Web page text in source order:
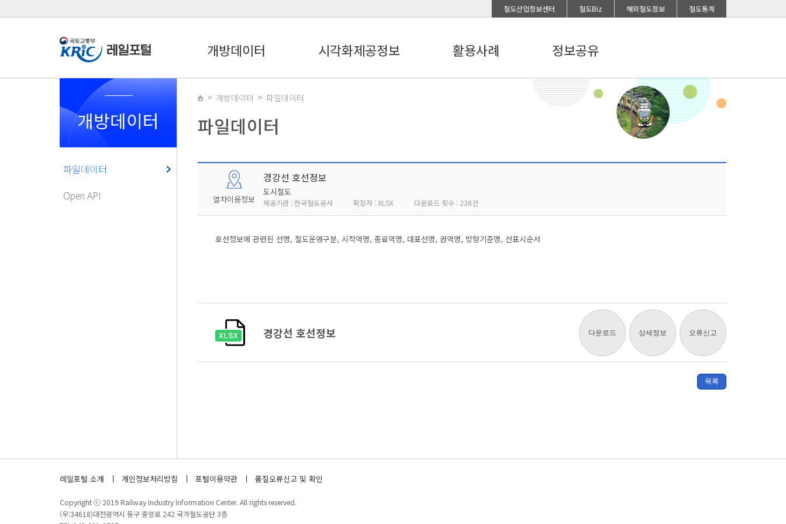
철도산업정보센터 철도Biz 해외철도정보 철도통계
개방데이터 시각화제공정보 활용사례 정보공유
개방데이터
파일데이터
Open API
개방데이터 파일데이터
파일데이터
열차이용정보
경강선 호선정보
도시철도
제공기관 : 한국철도공사 확장자 : XLSX 다운로드 횟수 : 238건
호선정보에 관련된 선명, 철도운영구분, 시작역명, 종료역명, 대표선명, 권역명, 방향기준명, 선표시순서
경강선 호선정보 다운로드 상세정보 오류신고
목록
레일포털 소개 개인정보처리방침 포털이용약관 품질오류신고 및 확인
Copyright ⓒ 2019 Railway Industry Information Center. All rights reserved.
(우:34618)대전광역시 동구 중앙로 242 국가철도공단 3층